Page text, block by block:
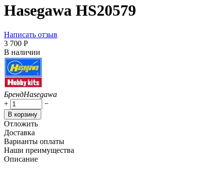
Hasegawa HS20579
Написать отзыв
3 700 Р
В наличии
БрендHasegawa
+
−
В корзину
Отложить
Доставка
Варианты оплаты
Наши преимущества
Описание